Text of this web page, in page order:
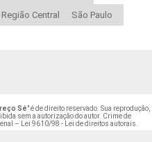
Região Central São Paulo
Sé" é de direito reservado. Sua reprodução,
sem a autorização do autor. Crime de
–
Lei 9610/98 - Lei de direitos autorais